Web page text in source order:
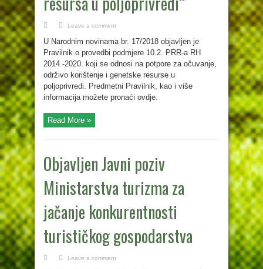
Leave a comment
U Narodnim novinama br. 17/2018 objavljen je
Pravilnik o provedbi podmjere 10.2. PRR-a RH
2014.-2020. koji se odnosi na potpore za očuvanje,
održivo korištenje i genetske resurse u
poljoprivredi. Predmetni Pravilnik, kao i više
informacija možete pronaći ovdje.
Read More »
Objavljen Javni poziv
Ministarstva turizma za
jačanje konkurentnosti
turističkog gospodarstva
Leave a comment